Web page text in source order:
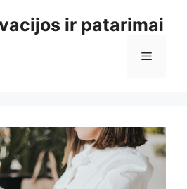
ir patarimai
Meniu